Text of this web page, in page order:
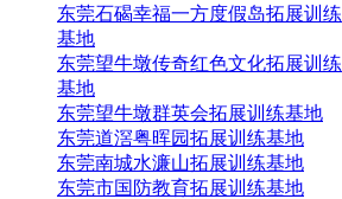
东莞石碣幸福一方度假岛拓展训练
基地
东莞望牛墩传奇红色文化拓展训练
基地
东莞望牛墩群英会拓展训练基地
东莞道滘粤晖园拓展训练基地
东莞南城水濂山拓展训练基地
东莞市国防教育拓展训练基地